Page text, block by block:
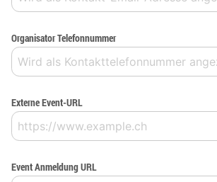
Organisator Telefonnummer
Externe Event-URL
Event Anmeldung URL